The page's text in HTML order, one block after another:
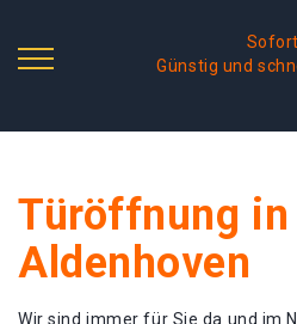
Günstig und
Türöffnung in
Aldenhoven
Wir sind immer für Sie da und im